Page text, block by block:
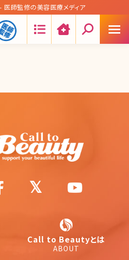
師監修の美容医療メディア
Call to Beautyとは
ABOUT